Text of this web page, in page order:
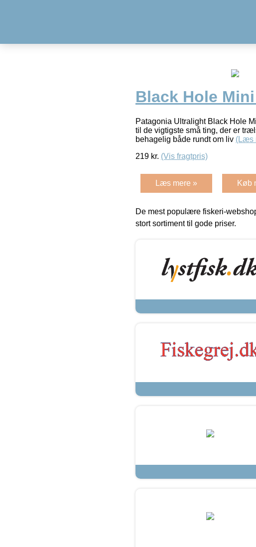
Black Hole
Patagonia Ultralight Black Hole
til de vigtigste små ting, der er
behagelig både rundt om liv (Læs
219 kr. (Vis fragtpris)
Læs mere » Køb
De mest populære fiskeri-
stort sortiment til gode priser.